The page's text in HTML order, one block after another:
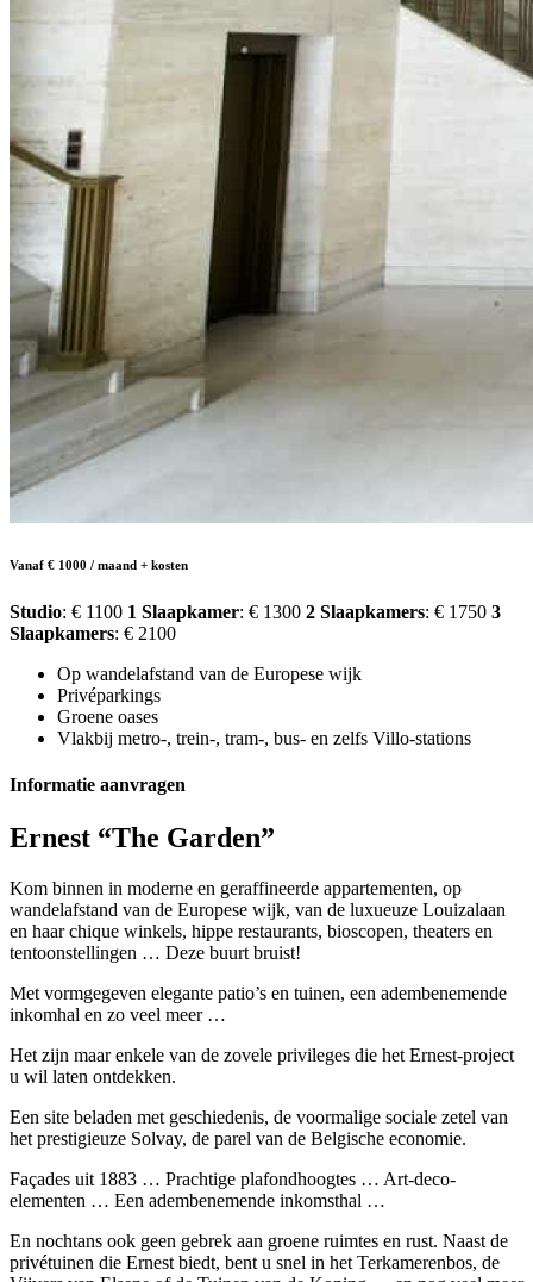
Vanaf € 1000 / maand + kosten
Studio: € 1100 1 Slaapkamer: € 1300 2 Slaapkamers: € 1750 3
Slaapkamers: € 2100
Op wandelafstand van de Europese wijk
Privéparkings
Groene oases
Vlakbij metro-, trein-, tram-, bus- en zelfs Villo-stations
Informatie aanvragen
Ernest “The Garden”
Kom binnen in moderne en geraffineerde appartementen, op
wandelafstand van de Europese wijk, van de luxueuze Louizalaan
en haar chique winkels, hippe restaurants, bioscopen, theaters en
tentoonstellingen … Deze buurt bruist!
Met vormgegeven elegante patio’s en tuinen, een adembenemende
inkomhal en zo veel meer …
Het zijn maar enkele van de zovele privileges die het Ernest-project
u wil laten ontdekken.
Een site beladen met geschiedenis, de voormalige sociale zetel van
het prestigieuze Solvay, de parel van de Belgische economie.
Façades uit 1883 … Prachtige plafondhoogtes … Art-deco-
elementen … Een adembenemende inkomsthal …
En nochtans ook geen gebrek aan groene ruimtes en rust. Naast de
privétuinen die Ernest biedt, bent u snel in het Terkamerenbos, de